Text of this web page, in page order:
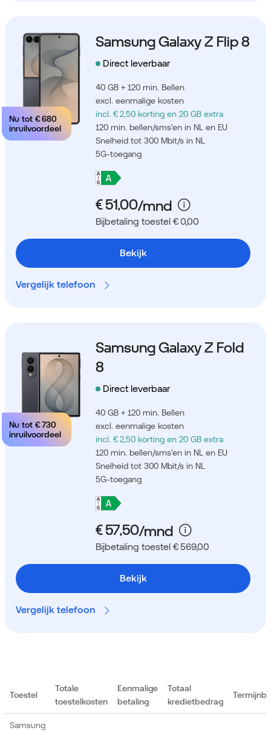
Nu tot € 680
inruilvoordeel
Samsung Galaxy Z Flip 8
Direct leverbaar
40 GB + 120 min. Bellen
excl. eenmalige kosten
incl. € 2,50 korting en 20 GB extra
120 min. bellen/sms'en in NL en EU
Snelheid tot 300 Mbit/s in NL
5G-toegang
Bijbetaling toestel € 0,00
Bekijk
Vergelijk telefoon
Nu tot € 730
inruilvoordeel
Samsung Galaxy Z Fold
8
Direct leverbaar
40 GB + 120 min. Bellen
excl. eenmalige kosten
incl. € 2,50 korting en 20 GB extra
120 min. bellen/sms'en in NL en EU
Snelheid tot 300 Mbit/s in NL
5G-toegang
Bijbetaling toestel € 569,00
Bekijk
Vergelijk telefoon
Toestel
Totale
toestelkosten
Eenmalige
betaling
Totaal
kredietbedrag
Samsung